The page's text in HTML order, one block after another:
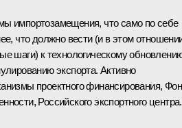
импортозамещения, что само по себе
что должно вести (и в этом
шаги) к технологическому
экспорта. Активно
проектного финансирования,
Российского экспортного центра.